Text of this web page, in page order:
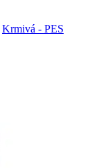
Krmivá - PES